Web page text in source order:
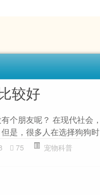
较好
个朋友呢？ 在现代社会
是，很多人在选择狗狗
75 宠物科普